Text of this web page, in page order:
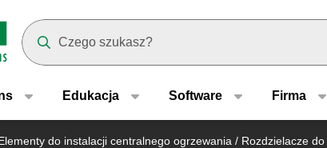
navigation
Edukacja Software Firma
do instalacji centralnego ogrzewania / Rozdzielacze